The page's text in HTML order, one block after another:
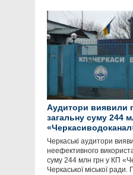
Аудитори виявили
загальну суму 244
Черкаські аудитори
неефективного
суму 244 млн грн у КП
Черкаської міської ради.